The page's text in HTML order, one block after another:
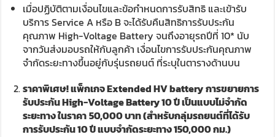
เมื่อปฏิบัติตามเงื่อนไขและข้อกำหนดการรับสิทธิ และเข้ารับ
บริการ Service A หรือ B จะได้รับคืนสิทธิการรับประกัน
คุณภาพ High-Voltage Battery จนถึงอายุรถปีที่ 10* นับ
จากวันส่งมอบรถให้กับลูกค้า เงื่อนไขการรับประกันคุณภาพ
จำกัดระยะทางขึ้นอยู่กับรุ่นรถยนต์ ที่ระบุในตารางด้านบน
ราคาพิเศษ!แพ็กเกจExtended HV batteryการขยายการ
รับประกันHigh-Voltage Battery10 ปี เป็นแบบไม่จำกัด
ระยะทาง ในราคา50,000บาท (สำหรับกลุ่มรถยนต์ที่ได้รับ
การรับประกัน10ปี แบบจำกัดระยะทาง150,000กม.)